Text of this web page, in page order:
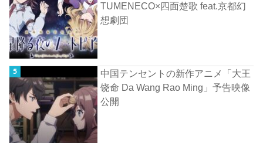
TUMENECO×四面楚歌 feat.京都幻
想劇団
中国テンセントの新作アニメ「大王
饶命 Da Wang Rao Ming」予告映像
公開